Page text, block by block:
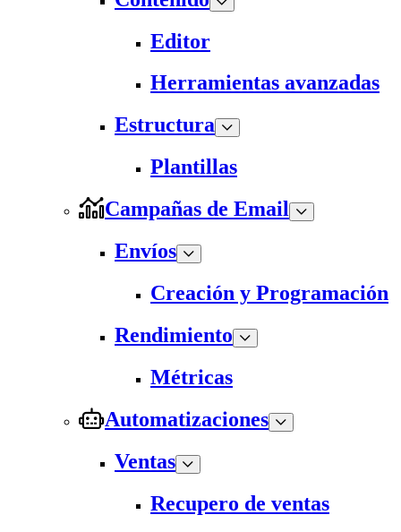
Editor
Herramientas avanzadas
Estructura
Plantillas
Campañas de Email
Envíos
Creación y Programación
Rendimiento
Métricas
Automatizaciones
Ventas
Recupero de ventas